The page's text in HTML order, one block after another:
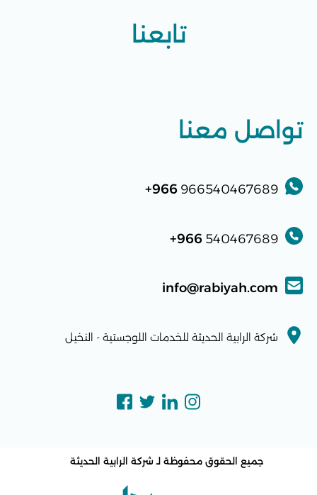
تواصل معنا
966540467689
966+
540467689
966+
info@rabiyah.com
شركة الرابية الحديثة للخدمات اللوجستية - النخيل
تابعنا
جميع الحقوق محفوظة لـ شركة الرابية الحديثة